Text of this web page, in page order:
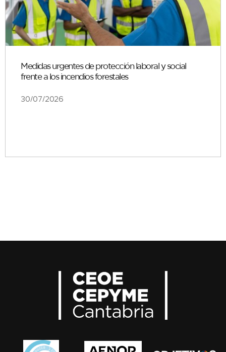
Medidas urgentes de protección laboral y social
frente a los incendios forestales
30/07/2026